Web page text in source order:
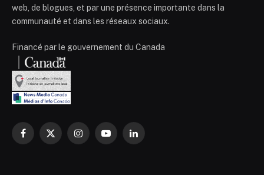
web, de blogues, et par une présence importante dans la
communauté et dans les réseaux sociaux.
Financé par le gouvernement du Canada
Facebook
X
InstagramYouTubeLinkedIn